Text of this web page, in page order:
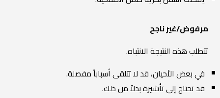
مرفوض/غير ناجح
تتطلب هذه النتيجة الانتباه.
في بعض الأحيان، قد لا تتلقى أسباباً مفصلة.
قد تحتاج إلى تأشيرة بدلاً من ذلك.